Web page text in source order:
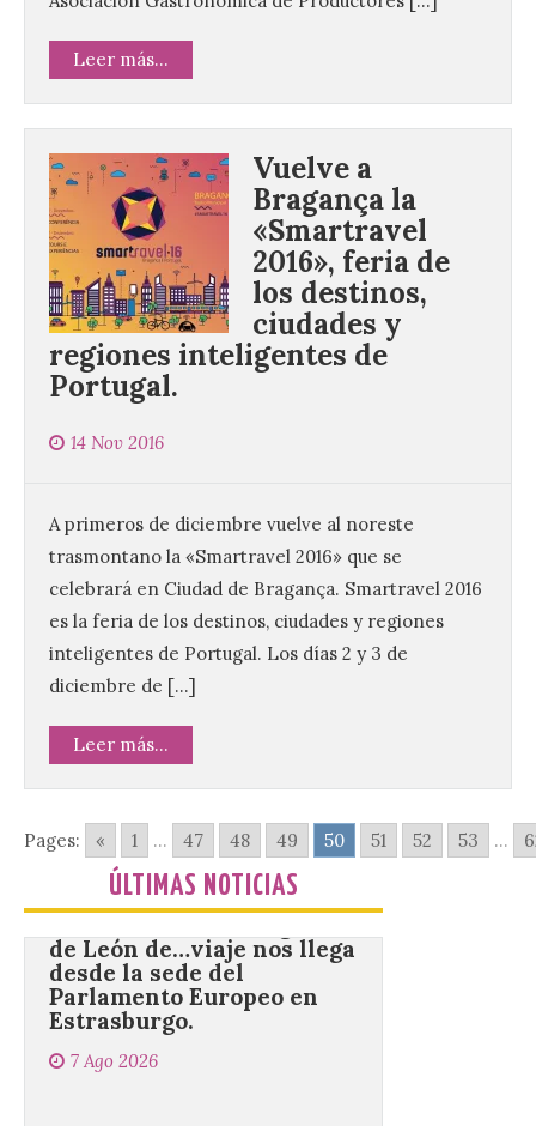
Leer más...
Vuelve a
Bragança la
«Smartravel
2016», feria de
los destinos,
ciudades y
regiones inteligentes de
Portugal.
14 Nov 2016
A primeros de diciembre vuelve al noreste
trasmontano la «Smartravel 2016» que se
celebrará en Ciudad de Bragança. Smartravel 2016
es la feria de los destinos, ciudades y regiones
inteligentes de Portugal. Los días 2 y 3 de
diciembre de […]
Leer más...
Pages: « 1 ... 47 48 49 50 51 52 53 ...
ÚLTIMAS NOTICIAS
de Dulces del Convento a
Tendrá lugar el 9 de
agosto en los aledaños del
monasterio cisterciense
de Santa María la Real de
Gradefes. Una cita
imprescindible para disfrutar de los
cultura y un ambiente único. El
Ayuntamiento de Gradefes, intentando
[…]
La decimoctava fotografía
de León de…viaje nos llega
desde la sede del
Parlamento Europeo en
Estrasburgo.
7 Ago 2026